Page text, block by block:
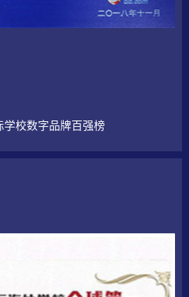
学校数字品牌百强榜